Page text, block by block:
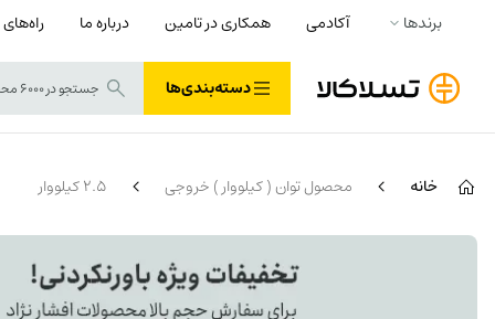
برندها آکادمی همکاری در تامین درباره ما راه‌های
دسته‌بندی‌ها
خانه محصول توان ( کیلووار ) خروجی 2.5 کیلووار